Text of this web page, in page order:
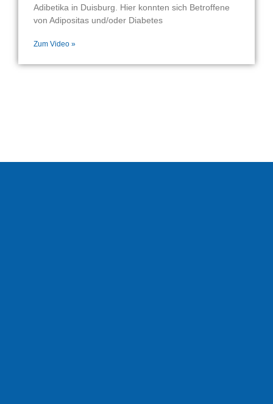
Adibetika in Duisburg. Hier konnten sich Betroffene
von Adipositas und/oder Diabetes
Zum Video »